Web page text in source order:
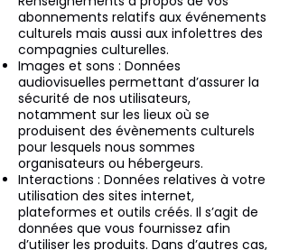
abonnements relatifs aux événements
culturels mais aussi aux infolettres des
compagnies culturelles.
Images et sons : Données
audiovisuelles permettant d’assurer la
sécurité de nos utilisateurs,
notamment sur les lieux où se
produisent des évènements culturels
pour lesquels nous sommes
organisateurs ou hébergeurs.
Interactions : Données relatives à votre
utilisation des sites internet,
plateformes et outils créés. Il s’agit de
données que vous fournissez afin
d’utiliser les produits. Dans d’autres cas,